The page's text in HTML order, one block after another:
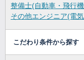
整備士(自動車・飛行
その他エンジニア(電
こだわり条件から探す